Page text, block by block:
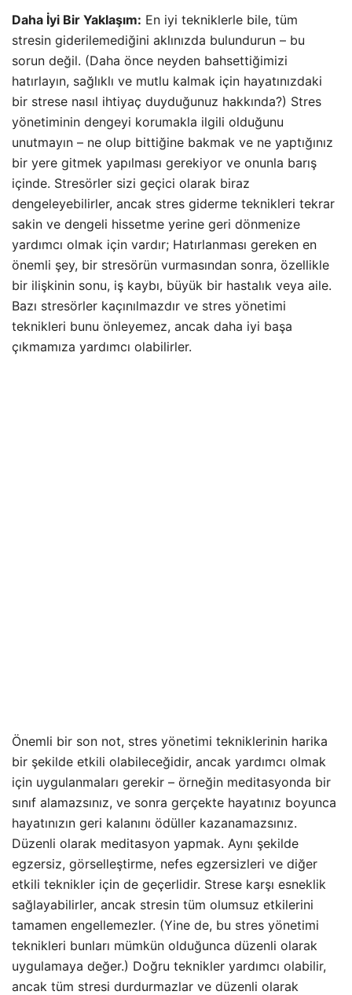
Daha İyi Bir Yaklaşım: En iyi tekniklerle bile, tüm
stresin giderilemediğini aklınızda bulundurun – bu
sorun değil. (Daha önce neyden bahsettiğimizi
hatırlayın, sağlıklı ve mutlu kalmak için hayatınızdaki
bir strese nasıl ihtiyaç duyduğunuz hakkında?) Stres
yönetiminin dengeyi korumakla ilgili olduğunu
unutmayın – ne olup bittiğine bakmak ve ne yaptığınız
bir yere gitmek yapılması gerekiyor ve onunla barış
içinde. Stresörler sizi geçici olarak biraz
dengeleyebilirler, ancak stres giderme teknikleri tekrar
sakin ve dengeli hissetme yerine geri dönmenize
yardımcı olmak için vardır; Hatırlanması gereken en
önemli şey, bir stresörün vurmasından sonra, özellikle
bir ilişkinin sonu, iş kaybı, büyük bir hastalık veya aile.
Bazı stresörler kaçınılmazdır ve stres yönetimi
teknikleri bunu önleyemez, ancak daha iyi başa
çıkmamıza yardımcı olabilirler.
Önemli bir son not, stres yönetimi tekniklerinin harika
bir şekilde etkili olabileceğidir, ancak yardımcı olmak
için uygulanmaları gerekir – örneğin meditasyonda bir
sınıf alamazsınız, ve sonra gerçekte hayatınız boyunca
hayatınızın geri kalanını ödüller kazanamazsınız.
Düzenli olarak meditasyon yapmak. Aynı şekilde
egzersiz, görselleştirme, nefes egzersizleri ve diğer
etkili teknikler için de geçerlidir. Strese karşı esneklik
sağlayabilirler, ancak stresin tüm olumsuz etkilerini
tamamen engellemezler. (Yine de, bu stres yönetimi
teknikleri bunları mümkün olduğunca düzenli olarak
uygulamaya değer.) Doğru teknikler yardımcı olabilir,
ancak tüm stresi durdurmazlar ve düzenli olarak